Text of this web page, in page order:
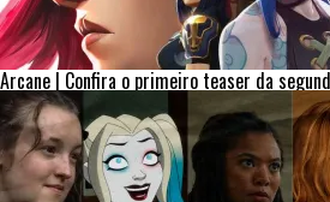
Arcane | Confira o primeiro teaser da